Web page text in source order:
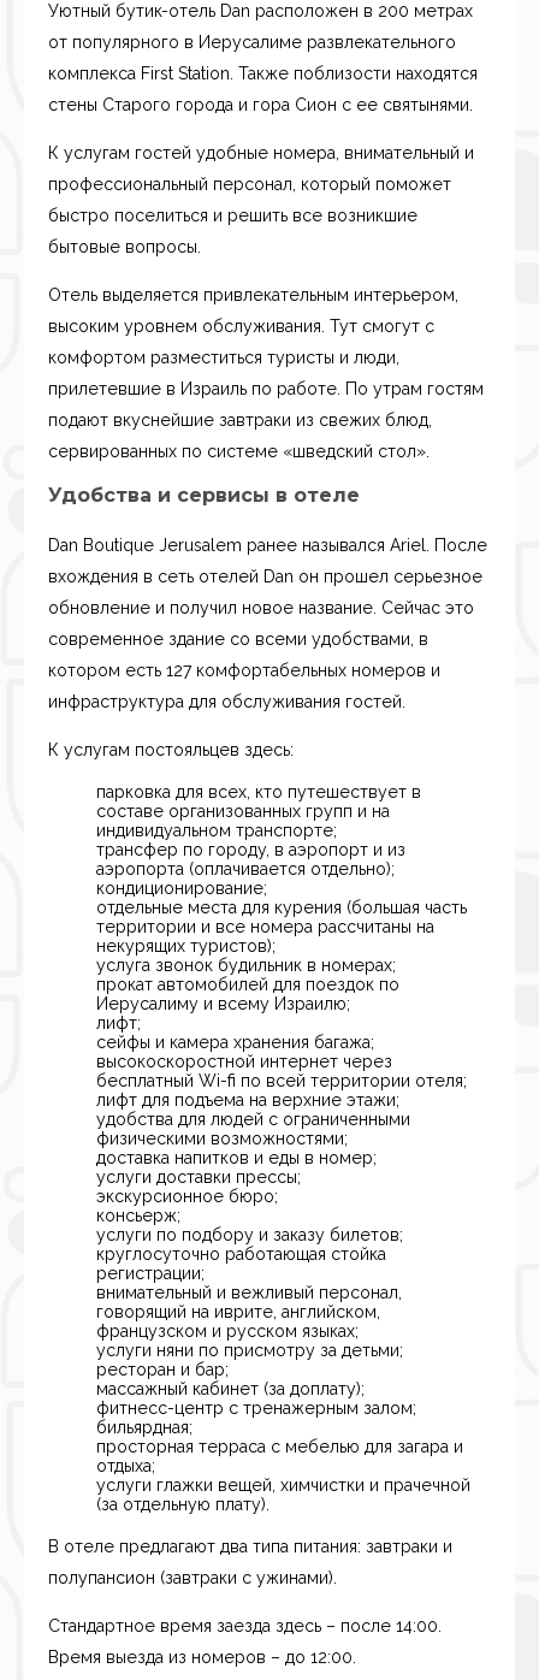
Уютный бутик-отель Dan расположен в 200 метрах
от популярного в Иерусалиме развлекательного
комплекса First Station. Также поблизости находятся
стены Старого города и гора Сион с ее святынями.
К услугам гостей удобные номера, внимательный и
профессиональный персонал, который поможет
быстро поселиться и решить все возникшие
бытовые вопросы.
Отель выделяется привлекательным интерьером,
высоким уровнем обслуживания. Тут смогут с
комфортом разместиться туристы и люди,
прилетевшие в Израиль по работе. По утрам гостям
подают вкуснейшие завтраки из свежих блюд,
сервированных по системе «шведский стол».
Удобства и сервисы в отеле
Dan Boutique Jerusalem ранее назывался Ariel. После
вхождения в сеть отелей Dan он прошел серьезное
обновление и получил новое название. Сейчас это
современное здание со всеми удобствами, в
котором есть 127 комфортабельных номеров и
инфраструктура для обслуживания гостей.
К услугам постояльцев здесь:
парковка для всех, кто путешествует в
составе организованных групп и на
индивидуальном транспорте;
трансфер по городу, в аэропорт и из
аэропорта (оплачивается отдельно);
кондиционирование;
отдельные места для курения (большая часть
территории и все номера рассчитаны на
некурящих туристов);
услуга звонок будильник в номерах;
прокат автомобилей для поездок по
Иерусалиму и всему Израилю;
лифт;
сейфы и камера хранения багажа;
высокоскоростной интернет через
бесплатный Wi-fi по всей территории отеля;
лифт для подъема на верхние этажи;
удобства для людей с ограниченными
физическими возможностями;
доставка напитков и еды в номер;
услуги доставки прессы;
экскурсионное бюро;
консьерж;
услуги по подбору и заказу билетов;
круглосуточно работающая стойка
регистрации;
внимательный и вежливый персонал,
говорящий на иврите, английском,
французском и русском языках;
услуги няни по присмотру за детьми;
ресторан и бар;
массажный кабинет (за доплату);
фитнесс-центр с тренажерным залом;
бильярдная;
просторная терраса с мебелью для загара и
отдыха;
услуги глажки вещей, химчистки и прачечной
(за отдельную плату).
В отеле предлагают два типа питания: завтраки и
полупансион (завтраки с ужинами).
Стандартное время заезда здесь – после 14:00.
Время выезда из номеров – до 12:00.